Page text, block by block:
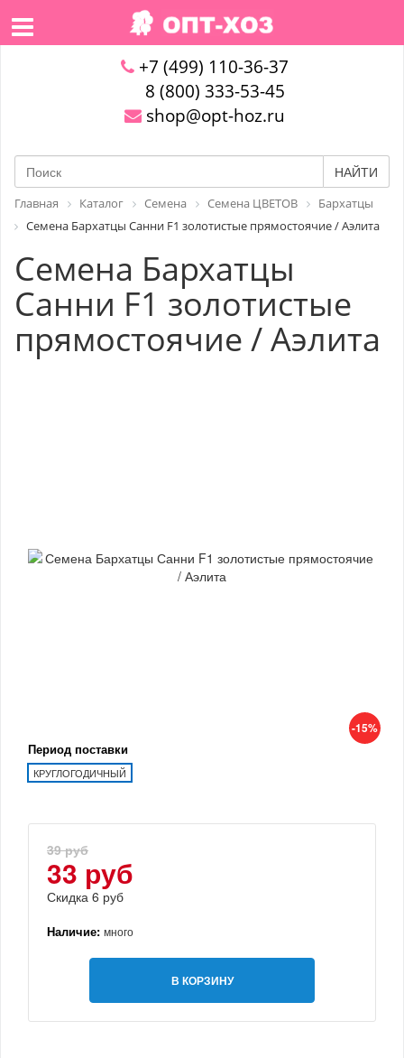
+7 (499) 110-36-37
8 (800) 333-53-45
shop@opt-hoz.ru
НАЙТИ
Главная Каталог Семена Семена ЦВЕТОВ
Бархатцы
Семена Бархатцы Санни F1 золотистые прямостоячие / Аэлита
Семена Бархатцы
Санни F1 золотистые
прямостоячие / Аэлита
-15%
Период поставки
КРУГЛОГОДИЧНЫЙ
39 руб
33 руб
Скидка 6 руб
Наличие: много
В КОРЗИНУ